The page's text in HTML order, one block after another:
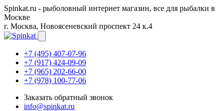
Spinkat.ru - рыболовный интернет магазин, все для рыбалки в
Москве
г. Москва, Новоясеневский проспект 24 к.4
+7 (495) 407-07-96
+7 (917) 424-09-09
+7 (965) 202-66-00
+7 (978) 100-77-06
Заказать обратный звонок
info@spinkat.ru